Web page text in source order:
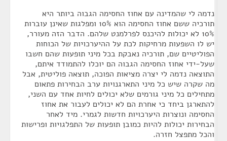
נדמה לי שהמדינה עם אחוז החסימה הגבוה ביותר היא
תורכיה ששם אחוז החסימה הוא 10% ומפלגות שאינן עוברות
10% לא יכולות להיכנס לפרלמנט שלהם. הדבר הזה מעורר,
יש לו השפעות מרחיקות לכת על ההיערכויות של הכוחות
הפוליטיים שם, תורכיה נאבקת בכל מיני תופעות שהם חשבו
שעל-ידי אחוז החסימה הגבוה הם יוכלו להתמודד איתם,
התוצאה נדמה לי יצרה מציאות הפוכה, תוצאה פוליטית, אבל
מה שקרה שיש כל מיני התארגנויות ערב הבחירות פתאום
מתחילים כל מיני גורמים שלא יכולים לחיות אחד עם השני,
להתארגן ביחד כי אחרת הם לא יכולים לעבור את אחוז
החסימה ונוצרות היערכויות חדשות לגמרי. מיד לאחר
הבחירות יכולות להיות כמובן תופעות של התפלגויות ופרישות
והכל מתפצל חזרה.